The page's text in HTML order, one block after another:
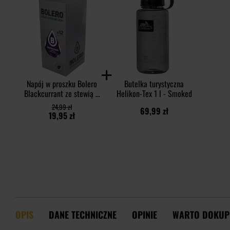
Napój w proszku Bolero
Blackcurrant ze stewią 9
g - 12 szt.
19,95 zł
24,99 zł
Butelka turystyczna
Helikon-Tex 1 l - Smoked
69,99 zł
OPIS DANE TECHNICZNE OPINIE WARTO